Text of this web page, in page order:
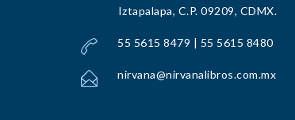
Iztapalapa, C.P. 09209, CDMX.
55 5615 8479 | 55 5615 8480
nirvana@nirvanalibros.com.mx